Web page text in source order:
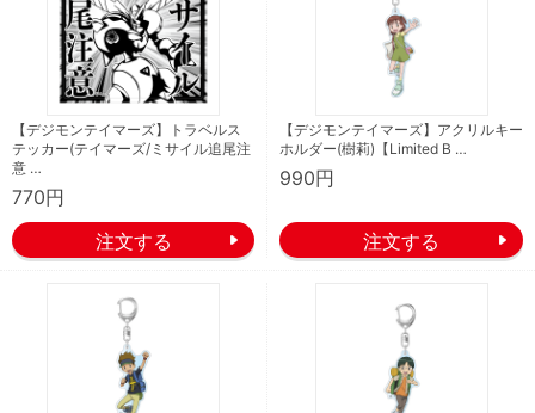
【デジモンテイマーズ】トラベルス
テッカー(テイマーズ/ミサイル追尾注
意 …
770円
【デジモンテイマーズ】アクリルキー
ホルダー(樹莉)【Limited B …
990円